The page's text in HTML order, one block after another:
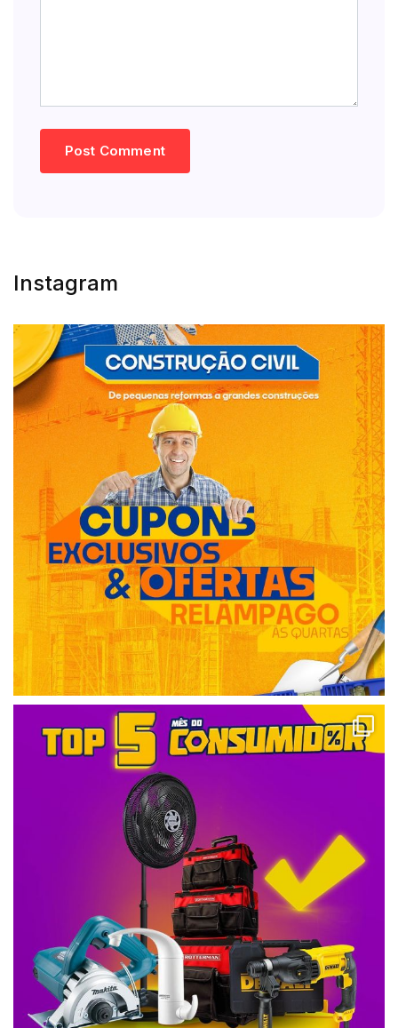
Instagram